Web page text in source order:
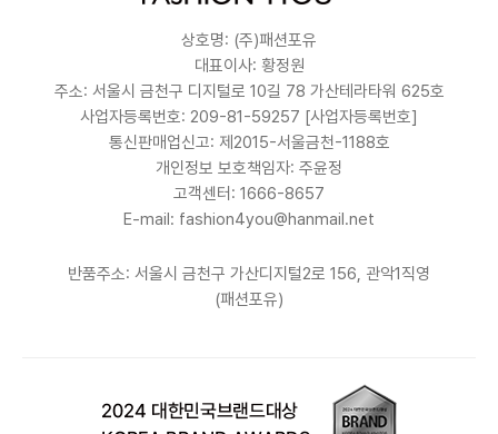
상호명: (주)패션포유
대표이사: 황정원
주소: 서울시 금천구 디지털로 10길 78 가산테라타워 625호
사업자등록번호: 209-81-59257 [사업자등록번호]
통신판매업신고: 제2015-서울금천-1188호
개인정보 보호책임자: 주윤정
고객센터: 1666-8657
E-mail: fashion4you@hanmail.net
반품주소: 서울시 금천구 가산디지털2로 156, 관악1직영
(패션포유)